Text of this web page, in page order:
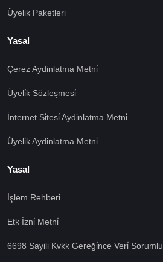
Üyelik Paketleri
Yasal
Çerez Aydinlatma Metni̇
Üyeli̇k Sözleşmesi̇
İnternet Si̇tesi̇ Aydinlatma Metni̇
Üyeli̇k Aydinlatma Metni̇
Yasal
İşlem Rehberi̇
Etk İzni̇ Metni̇
6698 Sayili Kvkk Gereği̇nce Veri̇
🍪 Çerez Kullanıyoruz!
şekilde çerezler kullanmaktayız.